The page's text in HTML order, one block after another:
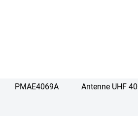
PMAE4069A Antenne UHF